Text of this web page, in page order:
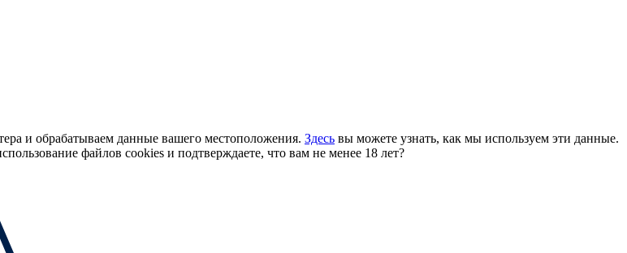
и обрабатываем данные вашего местоположения. Здесь вы можете узнать, как мы используем эти данные.
файлов cookies и подтверждаете, что вам не менее 18 лет?